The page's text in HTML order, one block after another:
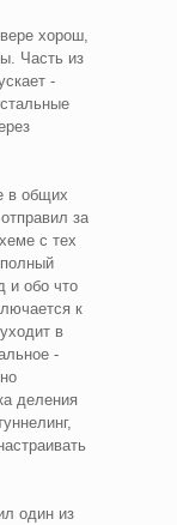
хорош,
Часть из
-
в общих
за
с тех
и обо что
к
в
-
деления
один из